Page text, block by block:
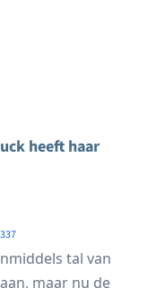
heeft haar
tal van
maar nu de